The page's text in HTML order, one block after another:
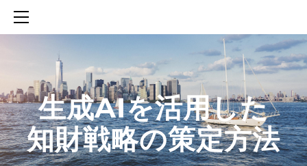
​生成AIを活用した
知財戦略の策定方法
SERVICES
CONTACT
BLOG
知財活動のROICへの貢献
生成AIを活用した知財戦略の策定方法